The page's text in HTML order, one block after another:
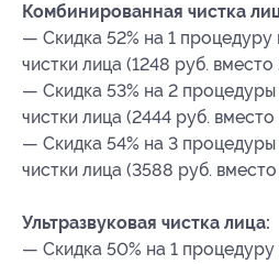
Комбинированная чистка
— Скидка 52% на 1
чистки лица (1248 руб.
— Скидка 53% на 2
чистки лица (2444 руб.
— Скидка 54% на 3
чистки лица (3588 руб.
Ультразвуковая чистка лица:
— Скидка 50% на 1 процедуру